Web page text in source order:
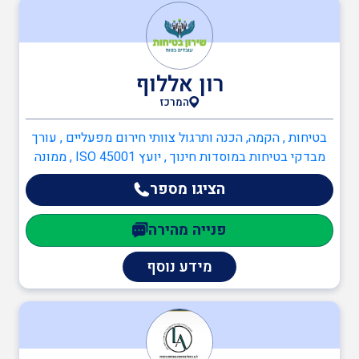
ממונה בטיחות לייזר
בודקים מוסמכים
ביטחון
כיבוי אש
הגנת הסביבה
רון אללוף
המרכז
בטיחות , הקמה, הכנה ותרגול צוותי חירום מפעליים , עורך
מבדקי בטיחות במוסדות חינוך , יועץ ISO 45001 , ממונה
בטיחות בעבודה , ממונה בטיחות קרינה , ממונה בטיחות אש
, ממונה בטיחות לייזר
הציגו מספר
פנייה מהירה
מידע נוסף